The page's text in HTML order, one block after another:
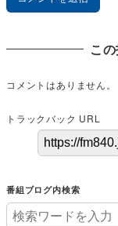
こ
コメントはありません。
トラックバック URL
番組ブログ内検索